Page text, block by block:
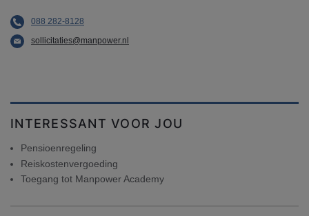
088 282-8128
sollicitaties@manpower.nl
INTERESSANT VOOR JOU
Pensioenregeling
Reiskostenvergoeding
Toegang tot Manpower Academy